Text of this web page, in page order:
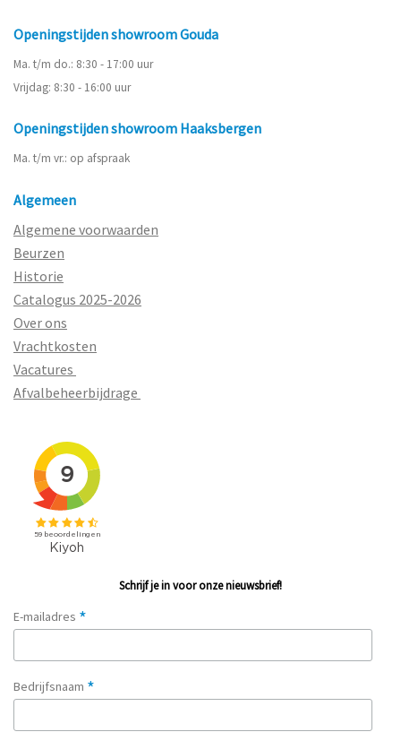
Openingstijden showroom Gouda
Ma. t/m do.: 8:30 - 17:00 uur
Vrijdag: 8:30 - 16:00 uur
Openingstijden showroom Haaksbergen
Ma. t/m vr.: op afspraak
Algemeen
Algemene voorwaarden
Beurzen
Historie
Catalogus 2025-2026
Over ons
Vrachtkosten
Vacatures
Afvalbeheerbijdrage
Schrijf je in voor onze nieuwsbrief!
E-mailadres *
Bedrijfsnaam *